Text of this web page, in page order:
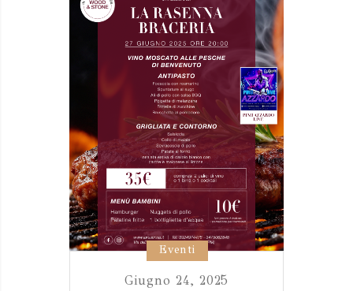
Eventi
Giugno 24, 2025